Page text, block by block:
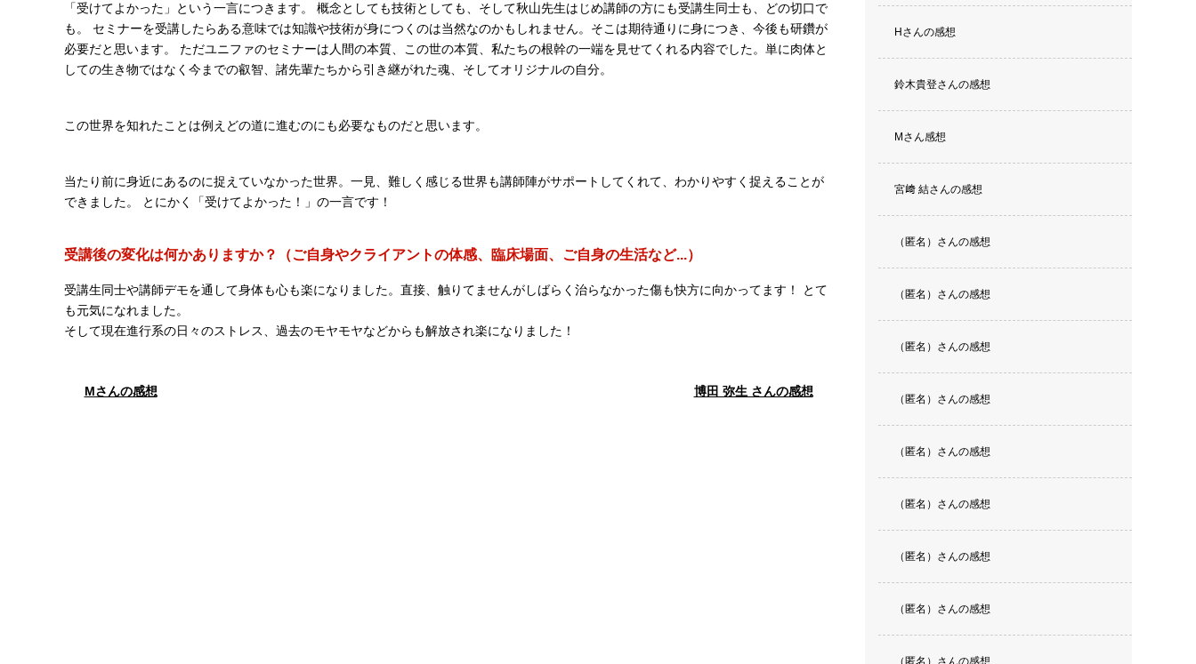
「受けてよかった」という一言につきます。 概念としても技術としても、そして秋山先生はじめ講師の方にも受講生同士も、どの切口で
も。 セミナーを受講したらある意味では知識や技術が身につくのは当然なのかもしれません。そこは期待通りに身につき、今後も研鑽が
必要だと思います。 ただユニファのセミナーは人間の本質、この世の本質、私たちの根幹の一端を見せてくれる内容でした。単に肉体と
しての生き物ではなく今までの叡智、諸先輩たちから引き継がれた魂、そしてオリジナルの自分。
この世界を知れたことは例えどの道に進むのにも必要なものだと思います。
当たり前に身近にあるのに捉えていなかった世界。一見、難しく感じる世界も講師陣がサポートしてくれて、わかりやすく捉えることが
できました。 とにかく「受けてよかった！」の一言です！
受講後の変化は何かありますか？（ご自身やクライアントの体感、臨床場面、ご自身の生活など...）
受講生同士や講師デモを通して身体も心も楽になりました。直接、触りてませんがしばらく治らなかった傷も快方に向かってます！ とて
も元気になれました。
そして現在進行系の日々のストレス、過去のモヤモヤなどからも解放され楽になりました！
Mさんの感想 博田 弥生 さんの感想
Hさんの感想
鈴木貴登さんの感想
Mさん感想
宮﨑 結さんの感想
（匿名）さんの感想
（匿名）さんの感想
（匿名）さんの感想
（匿名）さんの感想
（匿名）さんの感想
（匿名）さんの感想
（匿名）さんの感想
（匿名）さんの感想
（匿名）さんの感想